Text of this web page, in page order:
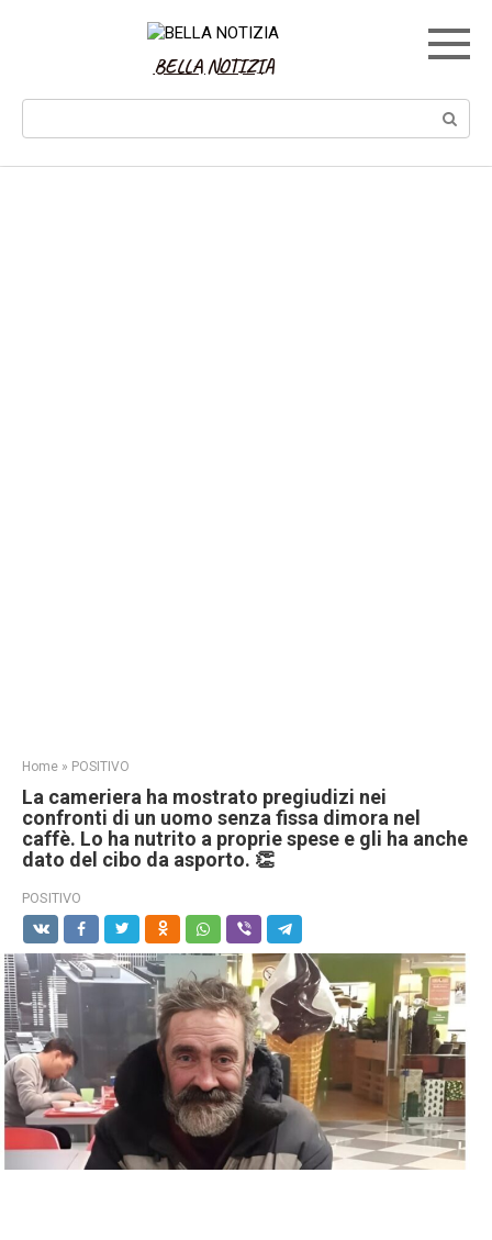
BELLA NOTIZIA
Search:
Home » POSITIVO
La cameriera ha mostrato pregiudizi nei
confronti di un uomo senza fissa dimora nel
caffè. Lo ha nutrito a proprie spese e gli ha anche
dato del cibo da asporto. 👏
POSITIVO